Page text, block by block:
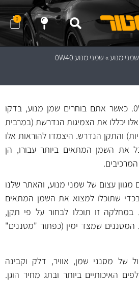
0
שמני מנוע»שמני מנוע 0W40
מחלקת שמני מנוע 0W40. כאשר אתם בוחרים שמן מנוע, בדקו
יכללו את הצמיגות הנדרשת (במרבית
והתקן הנדרש. היצמדו להוראות אלו
את השמן המתאים ביותר עבורו, הן
מגוון עצום של שמני מנוע, והאתר שלנו
שתוכלו למצוא את השמן המתאים
במחלקה זו תוכלו לבחור על פי תקן,
המסננים שמצד ימין (כפתור "מסננים"
של מסנני שמן, אוויר, דלק וקבינה
האיכותיים ביותר ובתג מחיר הוגן.